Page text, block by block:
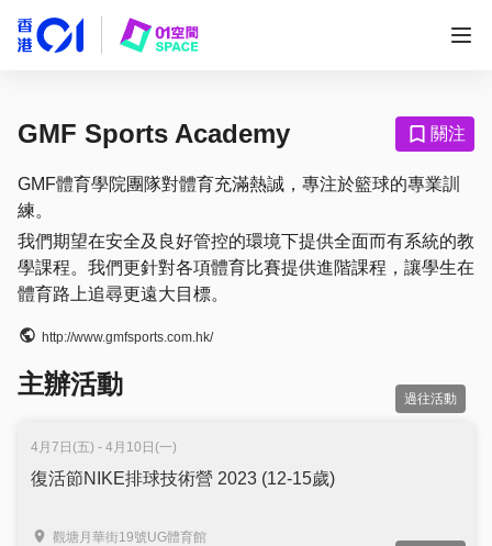
GMF Sports Academy 關注
GMF體育學院團隊對體育充滿熱誠，專注於籃球的專業訓
練。
我們期望在安全及良好管控的環境下提供全面而有系統的教
學課程。我們更針對各項體育比賽提供進階課程，讓學生在
體育路上追尋更遠大目標。
http://www.gmfsports.com.hk/
主辦活動 過往活動
4月7日(五) - 4月10日(一)
復活節NIKE排球技術營 2023 (12-15歲)
觀塘月華街19號UG體育館